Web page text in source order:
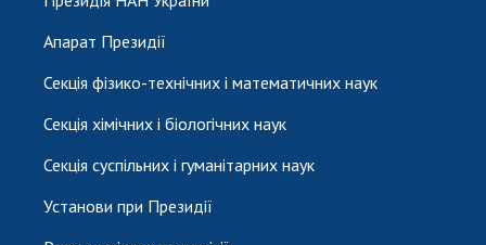
Апарат Президії
Секція фізико-технічних і математичних наук
Секція хімічних і біологічних наук
Секція суспільних і гуманітарних наук
Установи при Президії